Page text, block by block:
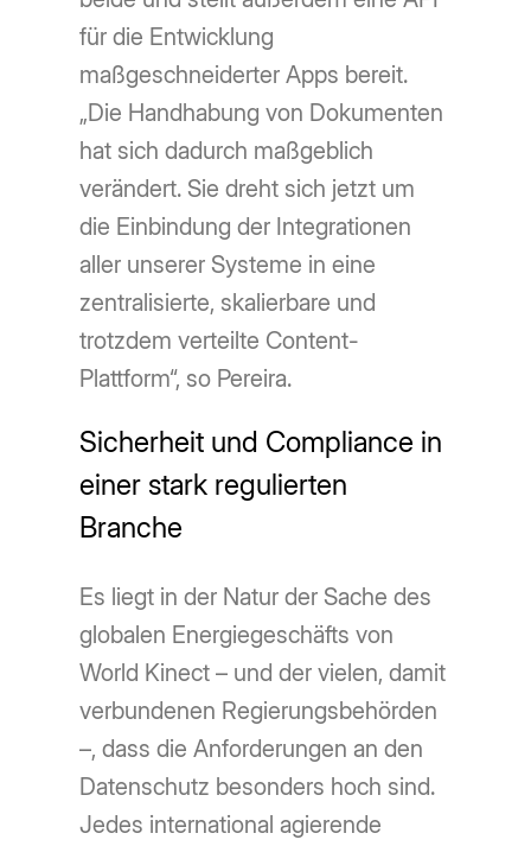
für die Entwicklung
maßgeschneiderter Apps bereit.
„Die Handhabung von Dokumenten
hat sich dadurch maßgeblich
verändert. Sie dreht sich jetzt um
die Einbindung der Integrationen
aller unserer Systeme in eine
zentralisierte, skalierbare und
trotzdem verteilte Content-
Plattform“, so Pereira.
Sicherheit und Compliance in
einer stark regulierten
Branche
Es liegt in der Natur der Sache des
globalen Energiegeschäfts von
World Kinect – und der vielen, damit
verbundenen Regierungsbehörden
–, dass die Anforderungen an den
Datenschutz besonders hoch sind.
Jedes international agierende